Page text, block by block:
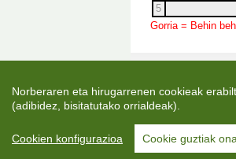
5
Gorria = Behin
Norberaren eta hirugarrenen cookieak
(adibidez, bisitatutako orrialdeak).
Cookien konfigurazioa Cookie guztiak